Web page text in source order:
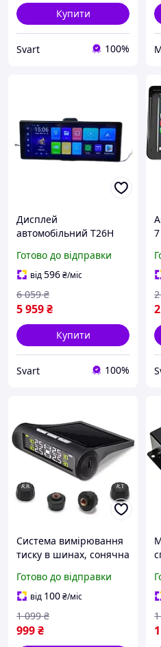
Купити
Svart 100%
Дисплей
автомобільний T26H
CarPlay, Bluetooth та
FM-модулем /Svart/ -
stunning-products-for-
life-
Готово до відправки
від596₴/міс
5 959₴
6 059 ₴
Купити
Svart 100%
Система вимірювання
тиску в шинах, сонячна
stunning-products-for-
life-
Готово до відправки
від 100₴/міс
999₴
1 099 ₴